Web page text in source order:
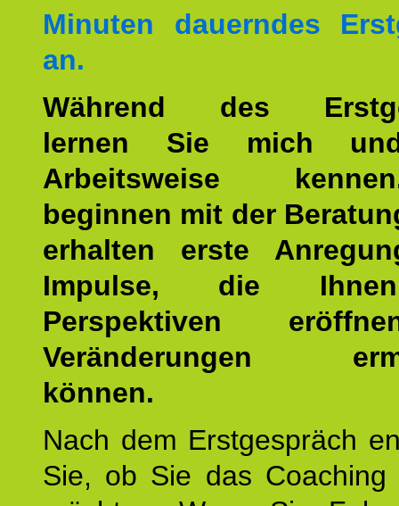
Minuten dauerndes
an.
Während des
lernen Sie mich
Arbeitsweise
beginnen mit der
erhalten erste
Impulse, die
Perspektiven
Veränderungen
können.
Nach dem Erstgespräch
Sie, ob Sie das Coaching